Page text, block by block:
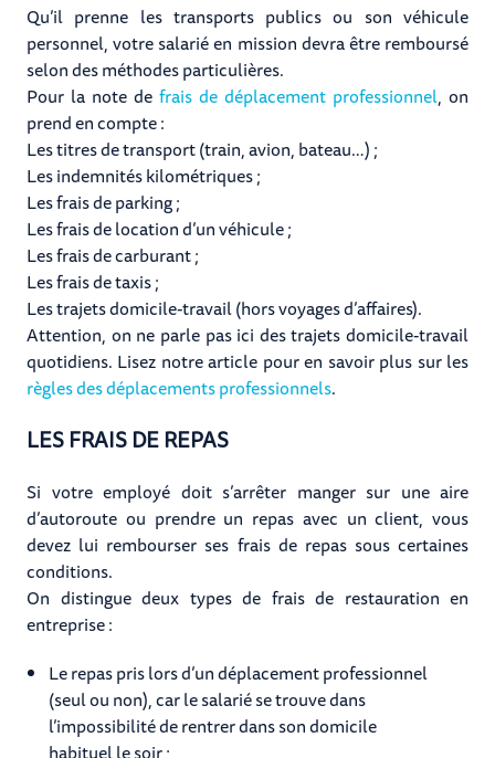
Qu’il prenne les transports publics ou son véhicule
personnel, votre salarié en mission devra être remboursé
selon des méthodes particulières.
Pour la note de frais de déplacement professionnel, on
prend en compte :
Les titres de transport (train, avion, bateau…) ;
Les indemnités kilométriques ;
Les frais de parking ;
Les frais de location d’un véhicule ;
Les frais de carburant ;
Les frais de taxis ;
Les trajets domicile-travail (hors voyages d’affaires).
Attention, on ne parle pas ici des trajets domicile-travail
quotidiens. Lisez notre article pour en savoir plus sur les
règles des déplacements professionnels.
LES FRAIS DE REPAS
Si votre employé doit s’arrêter manger sur une aire
d’autoroute ou prendre un repas avec un client, vous
devez lui rembourser ses frais de repas sous certaines
conditions.
On distingue deux types de frais de restauration en
entreprise :
Le repas pris lors d’un déplacement professionnel
(seul ou non), car le salarié se trouve dans
l’impossibilité de rentrer dans son domicile
habituel le soir ;